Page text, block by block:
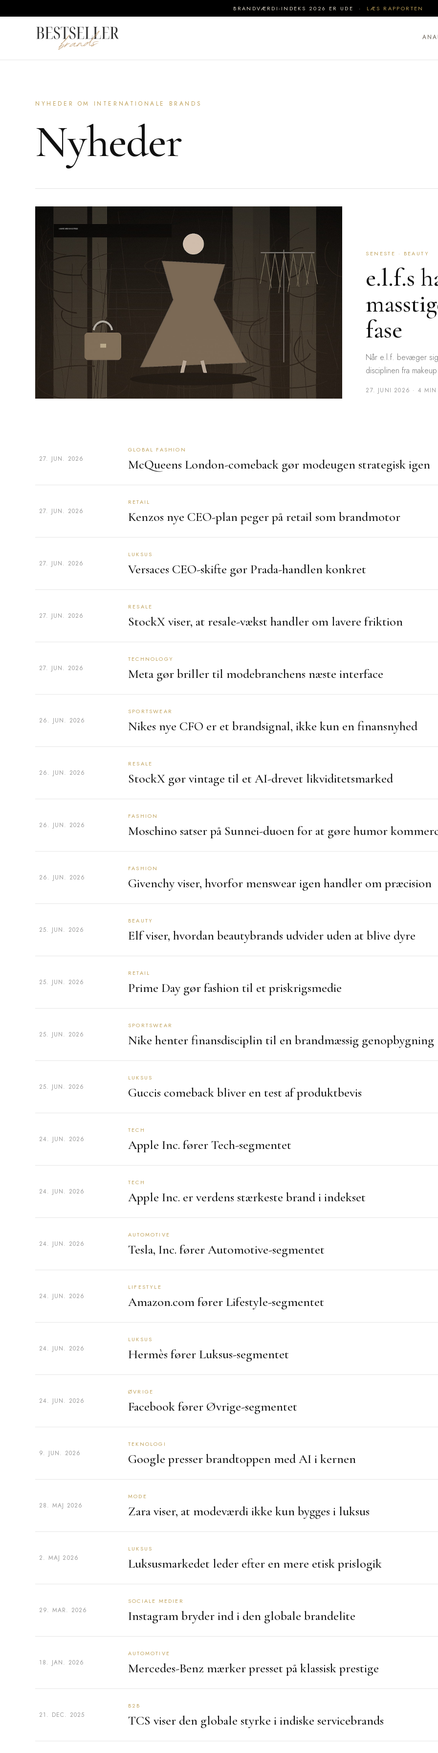
BRANDVÆRDI-INDEKS 2026 ER UDE · LÆS RAPPORTEN
NYHEDER OM INTERNATIONALE BRANDS
Nyheder
SENESTE · BEAUTY
e.l.f.s
fase
Når e.l.f. bevæger
disciplinen fra
27. JUNI 2026 · 4 MIN
27. JUN. 2026
GLOBAL FASHION
McQueens London-comeback gør modeugen strategisk igen
27. JUN. 2026
RETAIL
Kenzos nye CEO-plan peger på retail som brandmotor
27. JUN. 2026
LUKSUS
Versaces CEO-skifte gør Prada-handlen konkret
27. JUN. 2026
RESALE
StockX viser, at resale-vækst handler om lavere friktion
27. JUN. 2026
TECHNOLOGY
Meta gør briller til modebranchens næste interface
26. JUN. 2026
SPORTSWEAR
Nikes nye CFO er et brandsignal, ikke kun en finansnyhed
26. JUN. 2026
RESALE
StockX gør vintage til et AI-drevet likviditetsmarked
26. JUN. 2026
FASHION
Moschino satser på Sunnei-duoen for at gøre humor
26. JUN. 2026
FASHION
Givenchy viser, hvorfor menswear igen handler om præcision
25. JUN. 2026
BEAUTY
Elf viser, hvordan beautybrands udvider uden at blive dyre
25. JUN. 2026
RETAIL
Prime Day gør fashion til et priskrigsmedie
25. JUN. 2026
SPORTSWEAR
Nike henter finansdisciplin til en brandmæssig genopbygning
25. JUN. 2026
LUKSUS
Guccis comeback bliver en test af produktbevis
24. JUN. 2026
TECH
Apple Inc. fører Tech-segmentet
24. JUN. 2026
TECH
Apple Inc. er verdens stærkeste brand i indekset
24. JUN. 2026
AUTOMOTIVE
Tesla, Inc. fører Automotive-segmentet
24. JUN. 2026
LIFESTYLE
Amazon.com fører Lifestyle-segmentet
24. JUN. 2026
LUKSUS
Hermès fører Luksus-segmentet
24. JUN. 2026
ØVRIGE
Facebook fører Øvrige-segmentet
9. JUN. 2026
TEKNOLOGI
Google presser brandtoppen med AI i kernen
28. MAJ 2026
MODE
Zara viser, at modeværdi ikke kun bygges i luksus
2. MAJ 2026
LUKSUS
Luksusmarkedet leder efter en mere etisk prislogik
29. MAR. 2026
SOCIALE MEDIER
Instagram bryder ind i den globale brandelite
18. JAN. 2026
AUTOMOTIVE
Mercedes-Benz mærker presset på klassisk prestige
21. DEC. 2025
B2B
TCS viser den globale styrke i indiske servicebrands